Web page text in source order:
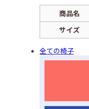
商品名
サイズ
全ての椅子